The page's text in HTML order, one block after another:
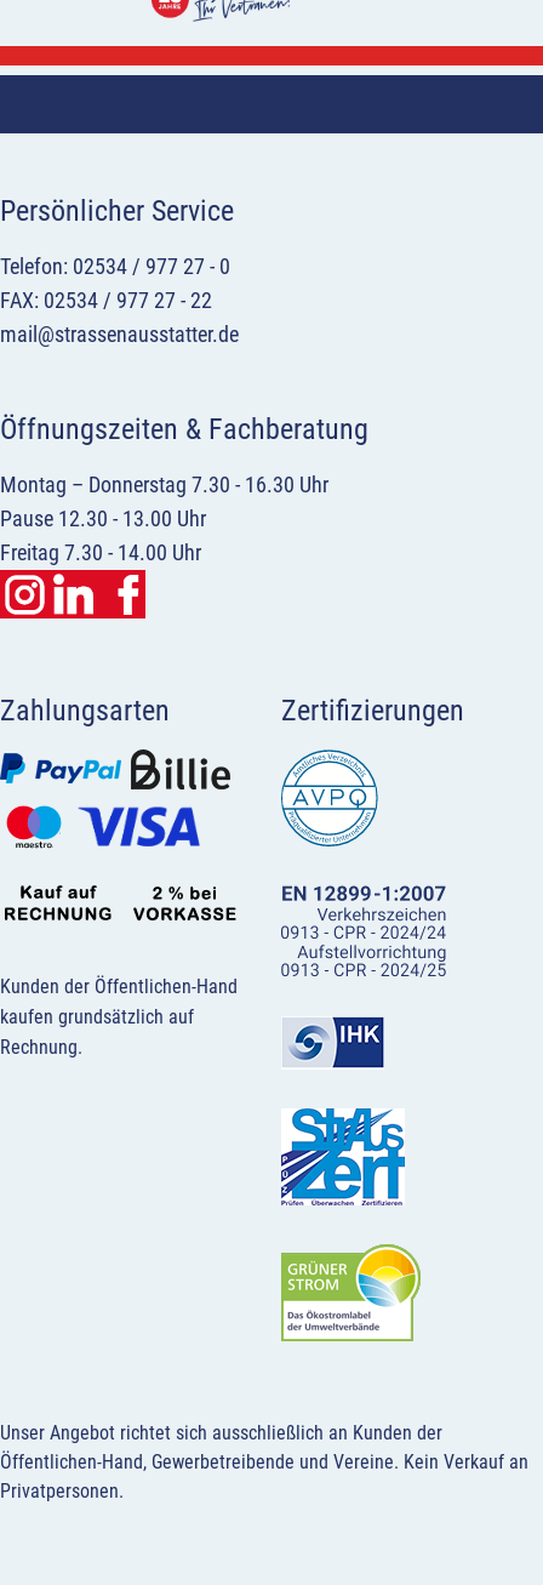
Persönlicher Service
Telefon: 02534 / 977 27 - 0
FAX: 02534 / 977 27 - 22
mail@strassenausstatter.de
Öffnungszeiten & Fachberatung
Montag – Donnerstag 7.30 - 16.30 Uhr
Pause 12.30 - 13.00 Uhr
Freitag 7.30 - 14.00 Uhr
Zahlungsarten
Kunden der Öffentlichen-Hand
kaufen grundsätzlich auf
Rechnung.
Zertifizierungen
Unser Angebot richtet sich ausschließlich an Kunden der
Öffentlichen-Hand, Gewerbetreibende und Vereine. Kein Verkauf an
Privatpersonen.